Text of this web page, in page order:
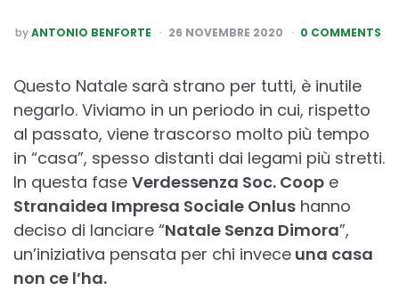
POSTED
BY
byANTONIO BENFORTE 26 NOVEMBRE 2020 0 COMMENTS
Questo Natale sarà strano per tutti, è inutile
negarlo. Viviamo in un periodo in cui, rispetto
al passato, viene trascorso molto più tempo
in “casa”, spesso distanti dai legami più stretti.
In questa fase Verdessenza Soc. Coop e
Stranaidea Impresa Sociale Onlus hanno
deciso di lanciare “Natale Senza Dimora”,
un’iniziativa pensata per chi invece una casa
non ce l’ha.